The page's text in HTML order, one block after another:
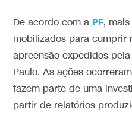
De acordo com a PF,
mobilizados para cumprir
apreensão expedidos
Paulo. As ações
fazem parte de uma
partir de relatórios